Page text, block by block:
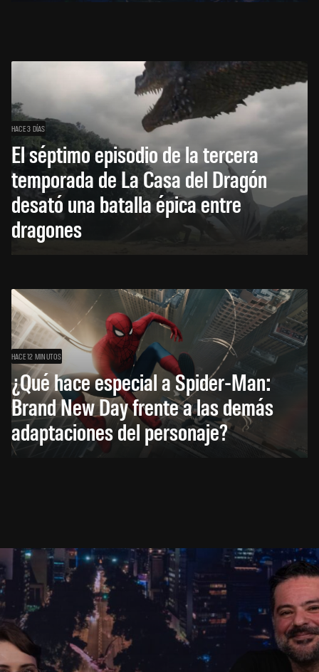
HACE 3 DÍAS
El séptimo episodio de la tercera
temporada de La Casa del Dragón
desató una batalla épica entre
dragones
HACE 12 MINUTOS
¿Qué hace especial a Spider-Man:
Brand New Day frente a las demás
adaptaciones del personaje?